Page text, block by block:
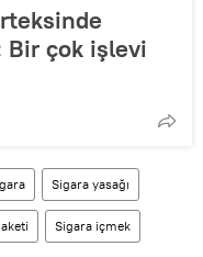
Bir çok işlevi
Sigara yasağı
Sigara içmek